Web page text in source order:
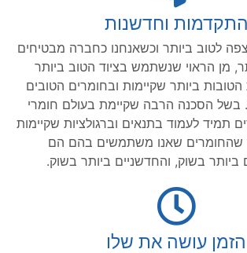
התקדמות וחדשנות
לטוב ביותר וכשאנחנו כחברה מבטיחים
מן הראוי שנשתמש בציוד הטוב ביותר
הטובות ביותר שקיימות ובחומרים הטובים
בשל הסכנה הרבה שקיימת בעולם חומרי
תמיד לעמוד בתנאים וברגולציות שקיימות
שהחומרים שאנו משתמשים בהם הם
ביותר בשוק, והחדשניים ביותר בשוק.
הזמן עושה את שלו